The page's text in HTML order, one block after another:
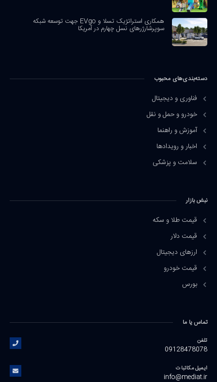
همکاری استراتژیک تسلا و EVgo جهت توسعه شبکه
سوپرشارژرهای نسل چهارم در آمریکا
دسته‌بندی‌های محبوب
فناوری و دیجیتال
خودرو و حمل و نقل
آموزش و راهنما
اخبار و رویدادها
سلامت و پزشکی
نبض بازار
قیمت طلا و سکه
قیمت دلار
ارزهای دیجیتال
قیمت خودرو
بورس
تماس یا ما
تلفن
09128478078
ایمیل مکاتبات
info@mediat.ir